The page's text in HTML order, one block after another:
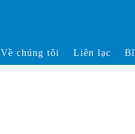
Về chúng tôi Liên lạc